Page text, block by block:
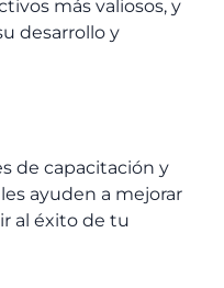
más valiosos, y
desarrollo y
de capacitación y
ayuden a mejorar
al éxito de tu